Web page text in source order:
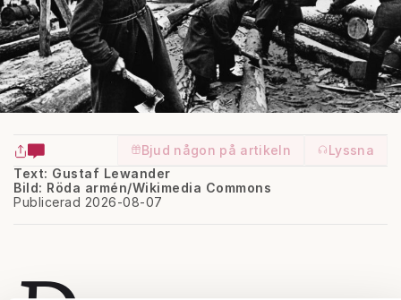
Bjud någon på artikeln
Lyssna
Text: Gustaf Lewander
Publicerad 2026-08-07
Bild: Röda armén/Wikimedia Commons